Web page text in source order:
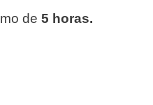
de 5 horas.